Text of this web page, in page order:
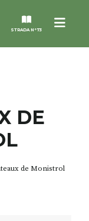
Menu
STRADA N°73
DE
de Monistrol